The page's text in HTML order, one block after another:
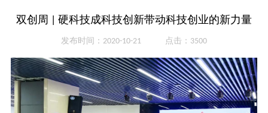
双创周 | 硬科技成科技创新带动科技创业的新力量
发布时间：2020-10-21 点击：3500